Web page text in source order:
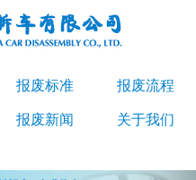
报废标准
报废流程
报废新闻
关于我们